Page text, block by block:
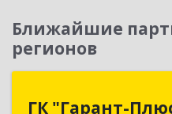
Ближайшие
регионов
ГК "Гарант-